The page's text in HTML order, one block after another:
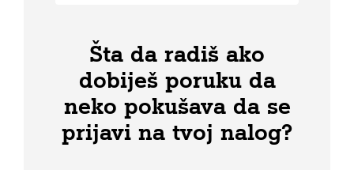
Šta da radiš ako
dobiješ poruku da
neko pokušava da se
prijavi na tvoj nalog?